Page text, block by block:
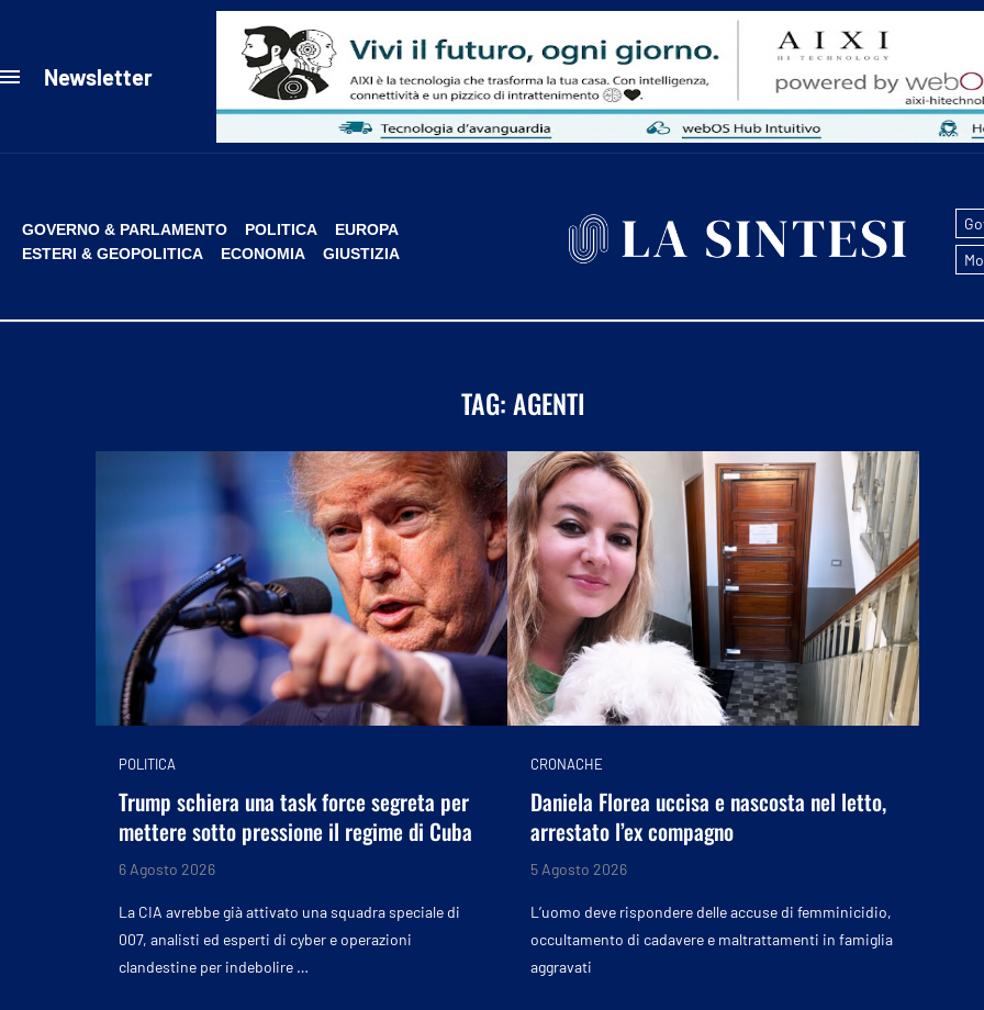
Newsletter
GOVERNO & PARLAMENTO POLITICA
EUROPA
ESTERI & GEOPOLITICA
ECONOMIA GIUSTIZIA
TAG:AGENTI
POLITICA
Trump schiera una task force segreta per
mettere sotto pressione il regime di Cuba
6 Agosto 2026
La CIA avrebbe già attivato una squadra speciale di
007, analisti ed esperti di cyber e operazioni
clandestine per indebolire …
CRONACHE
Daniela Florea uccisa e nascosta nel letto,
arrestato l’ex compagno
5 Agosto 2026
L’uomo deve rispondere delle accuse di femminicidio,
occultamento di cadavere e maltrattamenti in famiglia
aggravati